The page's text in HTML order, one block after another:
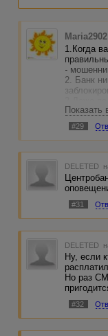
Maria2902
1.Когда
-
2. Банк
можно
не
4. Еще
5. Самый
рублей. Я
ведутся,
6. Если
Показать
#29
DELETED
#31
DELETED
Ну, если
Но раз
#32